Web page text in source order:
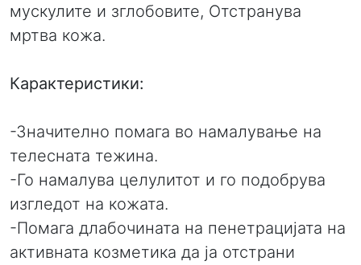
мускулите и зглобовите, Отстранува
мртва кожа.
Карактеристики:
-Значително помага во намалување на
телесната тежина.
-Го намалува целулитот и го подобрува
изгледот на кожата.
-Помага длабочината на пенетрацијата на
активната козметика да ја отстрани